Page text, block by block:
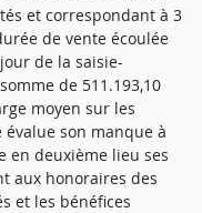
et correspondant à 3
de vente écoulée
de la saisie-
de 511.193,10
moyen sur les
évalue son manque à
en deuxième lieu ses
aux honoraires des
et les bénéfices